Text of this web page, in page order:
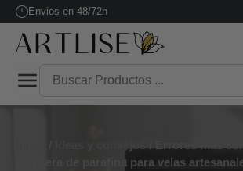
Envios en 48/72h
con cera de parafina para velas